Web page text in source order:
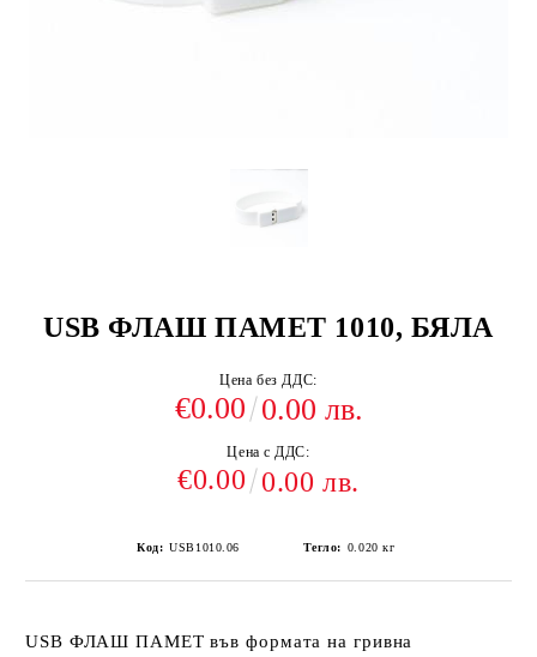
USB ФЛАШ ПАМЕТ 1010, БЯЛА
Цена без ДДС:
€0.00 0.00 лв.
Цена с ДДС:
€0.00 0.00 лв.
Код: USB1010.06 Тегло: 0.020 кг
USB ФЛАШ ПАМЕТ във формата на гривна